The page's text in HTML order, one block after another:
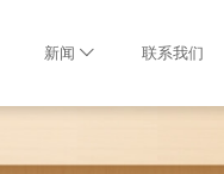
新闻 联系我们